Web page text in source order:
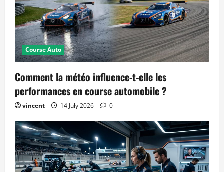
Course Auto
Comment la météo influence-t-elle les
performances en course automobile ?
vincent 14 July 2026 0